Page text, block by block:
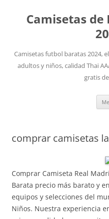
Camisetas
Camisetas futbol baratas 2024,
adultos y niños, calidad Thai
gratis
comprar camisetas
Comprar Camiseta Real
Barata precio más barato y
equipos y selecciones del
Niños. Nuestra experiencia